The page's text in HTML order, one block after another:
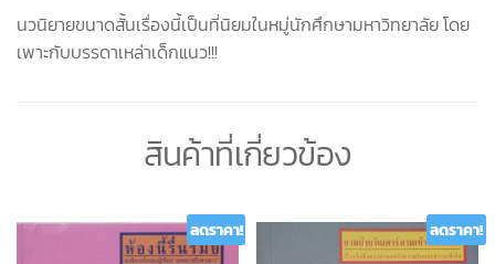
นวนิยายขนาดสั้นเรื่องนี้เป็นที่นิยมในหมู่นักศึกษามหาวิทยาลัย โดย
เพาะกับบรรดาเหล่าเด็กแนว!!!
สินค้าที่เกี่ยวข้อง
ลดราคา! ลดราคา!